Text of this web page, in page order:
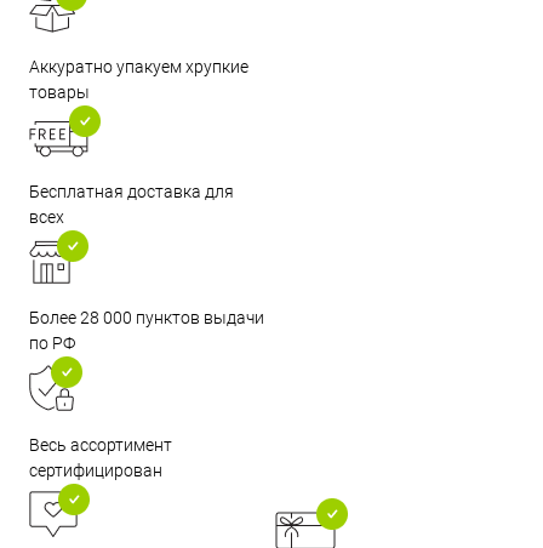
Аккуратно упакуем хрупкие
товары
Бесплатная доставка для
всех
Более 28 000 пунктов выдачи
по РФ
Весь ассортимент
сертифицирован